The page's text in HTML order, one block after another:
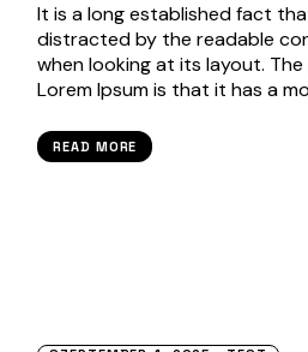
It is a long established fact
distracted by the readable
when looking at its layout.
Lorem Ipsum is that it has a
READ MORE